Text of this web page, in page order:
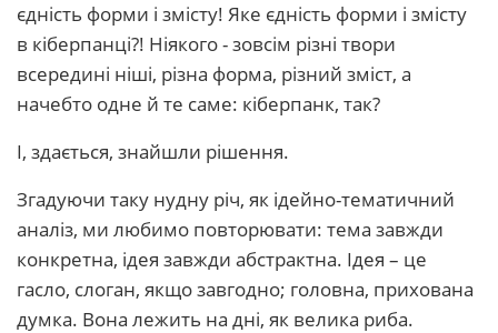
єдність форми і змісту! Яке єдність форми і змісту
в кіберпанці?! Ніякого - зовсім різні твори
всередині ніші, різна форма, різний зміст, а
начебто одне й те саме: кіберпанк, так?
І, здається, знайшли рішення.
Згадуючи таку нудну річ, як ідейно-тематичний
аналіз, ми любимо повторювати: тема завжди
конкретна, ідея завжди абстрактна. Ідея – це
гасло, слоган, якщо завгодно; головна, прихована
думка. Вона лежить на дні, як велика риба.